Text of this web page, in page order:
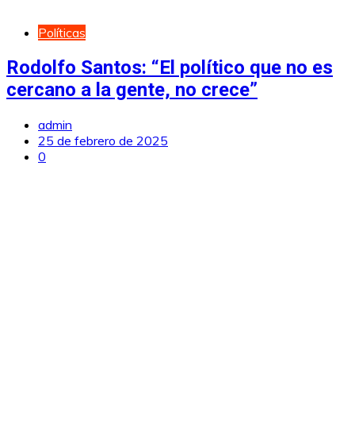
Políticas
Rodolfo Santos: “El político que no es
cercano a la gente, no crece”
admin
25 de febrero de 2025
0